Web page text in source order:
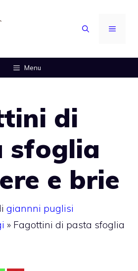
MENU
Menu
di
sfoglia
e brie
giannni puglisi
» Fagottini di pasta sfoglia